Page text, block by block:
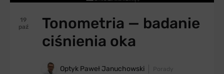
Tonometria — badanie
ciśnienia oka
19
paź
Optyk Paweł Januchowski Porady